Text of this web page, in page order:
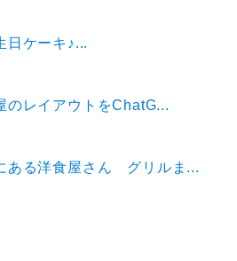
日ケーキ♪...
のレイアウトをChatG...
ある洋食屋さん グリルま...